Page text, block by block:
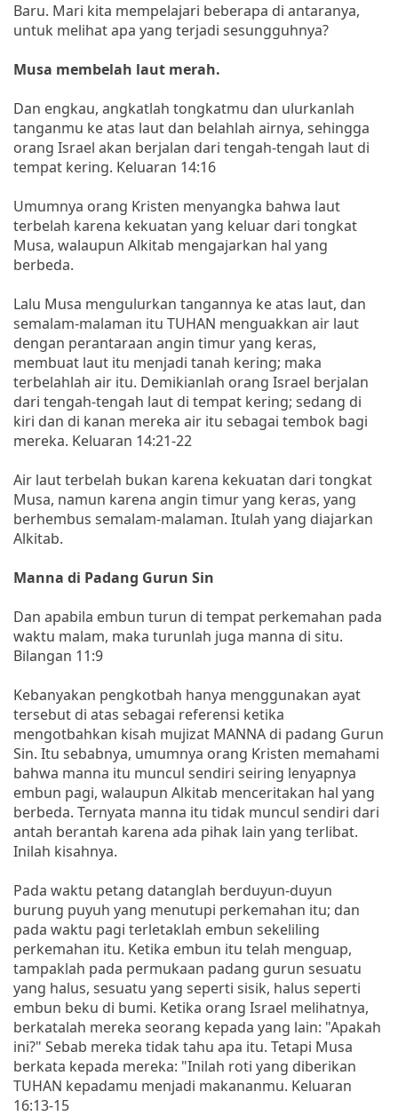
Baru. Mari kita mempelajari beberapa di antaranya,
untuk melihat apa yang terjadi sesungguhnya?
Musa membelah laut merah.
Dan engkau, angkatlah tongkatmu dan ulurkanlah
tanganmu ke atas laut dan belahlah airnya, sehingga
orang Israel akan berjalan dari tengah-tengah laut di
tempat kering. Keluaran 14:16
Umumnya orang Kristen menyangka bahwa laut
terbelah karena kekuatan yang keluar dari tongkat
Musa, walaupun Alkitab mengajarkan hal yang
berbeda.
Lalu Musa mengulurkan tangannya ke atas laut, dan
semalam-malaman itu TUHAN menguakkan air laut
dengan perantaraan angin timur yang keras,
membuat laut itu menjadi tanah kering; maka
terbelahlah air itu. Demikianlah orang Israel berjalan
dari tengah-tengah laut di tempat kering; sedang di
kiri dan di kanan mereka air itu sebagai tembok bagi
mereka. Keluaran 14:21-22
Air laut terbelah bukan karena kekuatan dari tongkat
Musa, namun karena angin timur yang keras, yang
berhembus semalam-malaman. Itulah yang diajarkan
Alkitab.
Manna di Padang Gurun Sin
Dan apabila embun turun di tempat perkemahan pada
waktu malam, maka turunlah juga manna di situ.
Bilangan 11:9
Kebanyakan pengkotbah hanya menggunakan ayat
tersebut di atas sebagai referensi ketika
mengotbahkan kisah mujizat MANNA di padang Gurun
Sin. Itu sebabnya, umumnya orang Kristen memahami
bahwa manna itu muncul sendiri seiring lenyapnya
embun pagi, walaupun Alkitab menceritakan hal yang
berbeda. Ternyata manna itu tidak muncul sendiri dari
antah berantah karena ada pihak lain yang terlibat.
Inilah kisahnya.
Pada waktu petang datanglah berduyun-duyun
burung puyuh yang menutupi perkemahan itu; dan
pada waktu pagi terletaklah embun sekeliling
perkemahan itu. Ketika embun itu telah menguap,
tampaklah pada permukaan padang gurun sesuatu
yang halus, sesuatu yang seperti sisik, halus seperti
embun beku di bumi. Ketika orang Israel melihatnya,
berkatalah mereka seorang kepada yang lain: "Apakah
ini?" Sebab mereka tidak tahu apa itu. Tetapi Musa
berkata kepada mereka: "Inilah roti yang diberikan
TUHAN kepadamu menjadi makananmu. Keluaran
16:13-15